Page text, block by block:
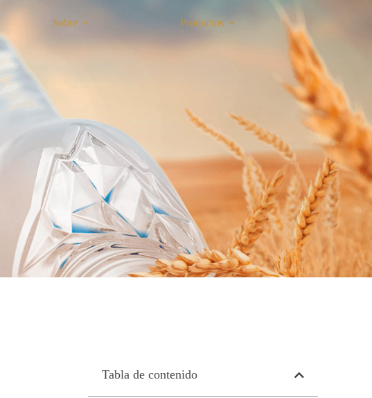
Sobre Productos
Tabla de contenido